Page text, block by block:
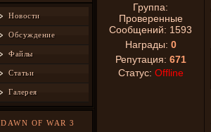
Новости
Обсуждение
Файлы
Статьи
Галерея
DAWN OF WAR 3
Группа:
Проверенные
Сообщений: 1593
Награды: 0
Репутация: 671
Статус: Offline